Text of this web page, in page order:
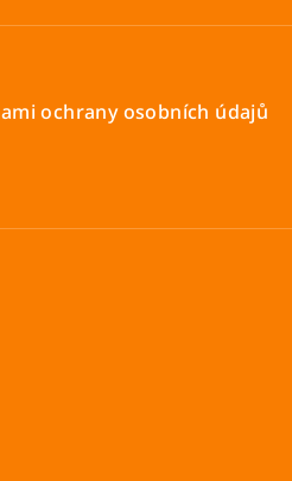
ochrany osobních údajů